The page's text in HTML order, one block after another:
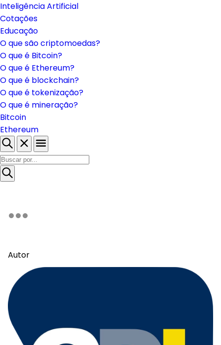
Inteligência Artificial
Cotações
Educação
O que são criptomoedas?
O que é Bitcoin?
O que é Ethereum?
O que é blockchain?
O que é tokenização?
O que é mineração?
Bitcoin
Ethereum
Autor